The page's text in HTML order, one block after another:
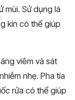
mùi. Sử dụng lá
kín có thể giúp
viêm và sát
nhẹ. Pha tía
rửa có thể giúp